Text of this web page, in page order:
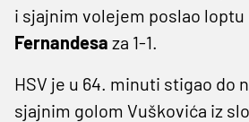
i sjajnim volejem poslao loptu
Fernandesa za 1-1.
HSV je u 64. minuti stigao do
sjajnim golom Vuškovića iz